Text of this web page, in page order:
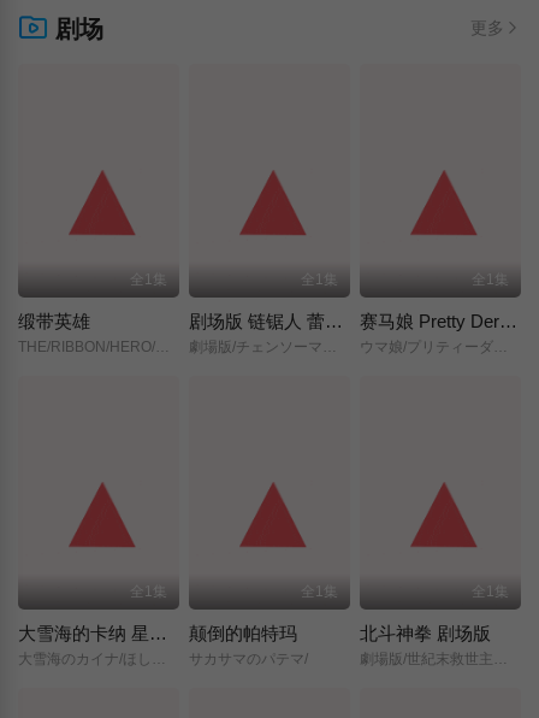
剧场 更多
全1集
缎带英雄
全1集
剧场版 链锯人 蕾塞篇(正式版)
全1集
赛马娘 Pretty Derby 新时代之门
全1集
大雪海的卡纳 星之贤者
大雪海のカイナ/ほしのけんじゃ/
全1集
颠倒的帕特玛
サカサマのパテマ/
全1集
北斗神拳 剧场版
劇場版/世紀末救世主伝説/北斗の拳/